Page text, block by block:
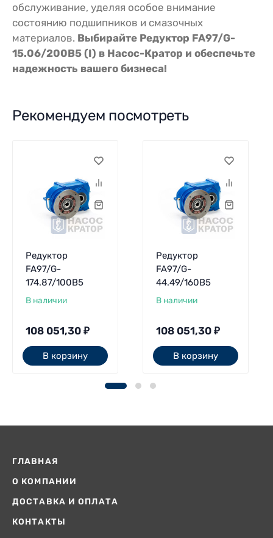
обслуживание, уделяя особое внимание
состоянию подшипников и смазочных
материалов. Выбирайте Редуктор FA97/G-
15.06/200B5 (I) в Насос-Кратор и обеспечьте
надежность вашего бизнеса!
Рекомендуем посмотреть
Редуктор
FA97/G-
174.87/100B5
В наличии
108 051,30 ₽
В корзину
Редуктор
FA97/G-
44.49/160B5
В наличии
108 051,30 ₽
В корзину
ГЛАВНАЯ
О КОМПАНИИ
ДОСТАВКА И ОПЛАТА
КОНТАКТЫ